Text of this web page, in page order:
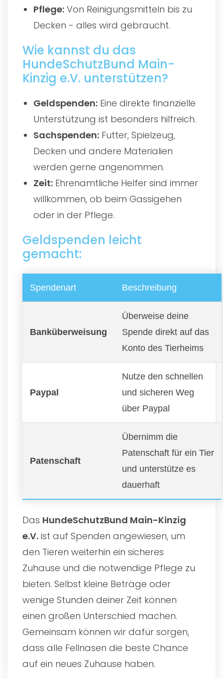
Pflege: Von Reinigungsmitteln bis zu
Decken - alles wird gebraucht.
Wie kannst du das
HundeSchutzBund Main-
Kinzig e.V. unterstützen?
Geldspenden: Eine direkte finanzielle
Unterstützung ist besonders hilfreich.
Sachspenden: Futter, Spielzeug,
Decken und andere Materialien
werden gerne angenommen.
Zeit: Ehrenamtliche Helfer sind immer
willkommen, ob beim Gassigehen
oder in der Pflege.
Geldspenden leicht
gemacht:
Spendenart Beschreibung
Banküberweisung
Überweise deine
Spende direkt auf das
Konto des Tierheims
Paypal
Nutze den schnellen
und sicheren Weg
über Paypal
Patenschaft
Übernimm die
Patenschaft für ein Tier
und unterstütze es
dauerhaft
Das HundeSchutzBund Main-Kinzig
e.V. ist auf Spenden angewiesen, um
den Tieren weiterhin ein sicheres
Zuhause und die notwendige Pflege zu
bieten. Selbst kleine Beträge oder
wenige Stunden deiner Zeit können
einen großen Unterschied machen.
Gemeinsam können wir dafür sorgen,
dass alle Fellnasen die beste Chance
auf ein neues Zuhause haben.